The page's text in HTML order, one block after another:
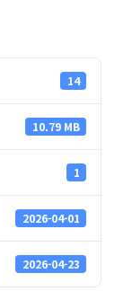
14
10.79 MB
1
2026-04-01
2026-04-23